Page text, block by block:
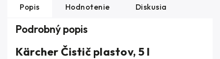
Popis Hodnotenie Diskusia
Podrobný popis
Kärcher Čistič plastov, 5 l